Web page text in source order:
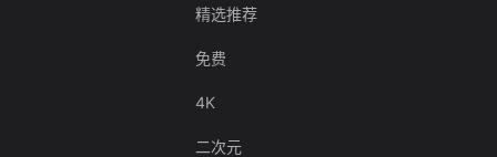
精选推荐
免费
4K
二次元